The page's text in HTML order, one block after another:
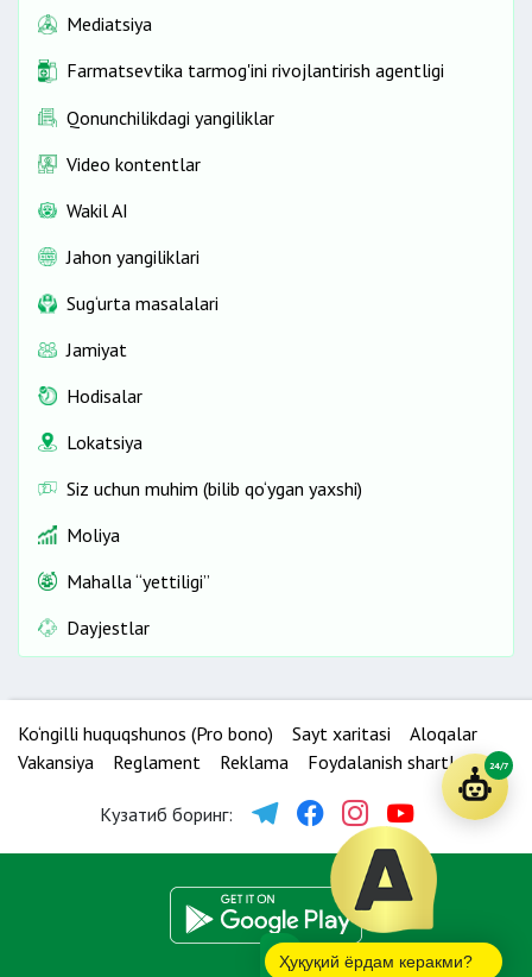
Mediatsiya
Farmatsevtika tarmog'ini rivojlantirish agentligi
Qonunchilikdagi yangiliklar
Video kontentlar
Wakil AI
Jahon yangiliklari
Sug‘urta masalalari
Jamiyat
Hodisalar
Lokatsiya
Siz uchun muhim (bilib qo‘ygan yaxshi)
Moliya
Mahalla “yettiligi”
Dayjestlar
Ko‘ngilli huquqshunos (Pro bono) Sayt xaritasi
Aloqalar
Vakansiya
Reglament Reklama Foydalanish shartlari
Кузатиб боринг:
Ҳуқуқий ёрдам керакми?
24/7